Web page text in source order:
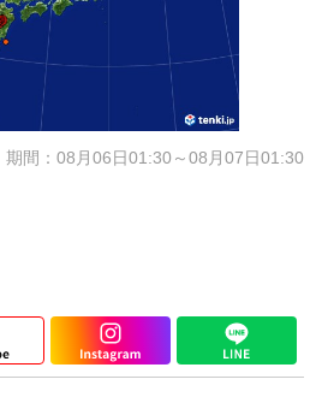
期間：08月06日01:30～08月07日01:30